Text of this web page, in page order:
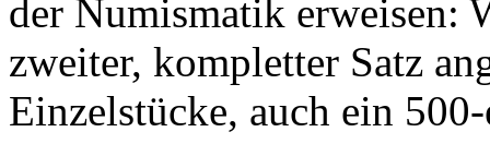
der Numismatik erweisen:
zweiter, kompletter Satz
Einzelstücke, auch ein